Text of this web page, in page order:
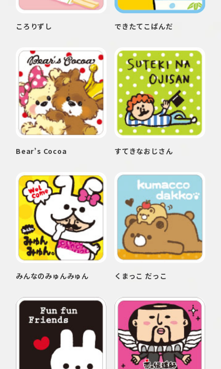
ころりずし できたてこぱんだ
Bear’s Cocoa すてきなおじさん
みんなのみゅんみゅん くまっこ だっこ